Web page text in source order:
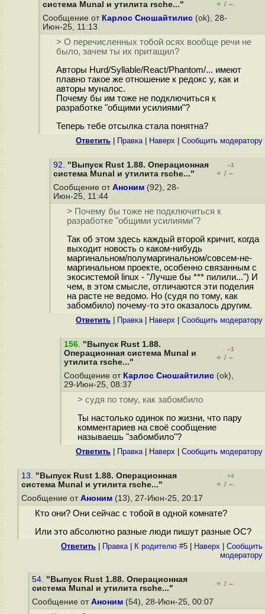
система Munal и утилита rsche..." + / –
Сообщение от Карлос Сношайтилис (ok), 28-
Июн-25, 11:13
> О перечисленных тобой осях вообще речи не
было, зачем ты их притащил?
Авторы Hurd/Syllable/React/Phantom/... имеют
плавно такое же отношение к редокс у, как и
авторы муналос.
Почему бы им тоже не подключиться к
разработке "общими усилиями"?
Теперь тебе отсылка стала понятна?
Ответить Правка| Наверх Cообщить модератору
92. "Выпуск Rust 1.88. Операционная
система Munal и утилита rsche..."
–1
+ / –
Сообщение от Аноним (92), 28-
Июн-25, 11:44
> Почему бы тоже не подключиться к
разработке "общими усилиями"?
Так об этом здесь каждый второй кричит, когда
выходит новость о каком-нибудь
маргинальном/полумаргинальном/совсем-не-
маргинальном проекте, особенно связанным с
экосистемой linux - "Лучше бы *** пилили...") И
чем, в этом смысле, отличаются эти поделия
на расте не ведомо. Но (судя по тому, как
забомбило) почему-то это оказалось другим.
Ответить Правка| Наверх Cообщить модератору
156. "Выпуск Rust 1.88.
Операционная система Munal и
утилита rsche..."
–1
+ / –
Сообщение от Карлос Сношайтилис (ok),
29-Июн-25, 08:37
> судя по тому, как забомбило
Ты настолько одинок по жизни, что пару
комментариев на своё сообщение
называешь "забомбило"?
Ответить Правка| Наверх Cообщить модератору
13. "Выпуск Rust 1.88. Операционная
система Munal и утилита rsche..."
+4
+ / –
Сообщение от Аноним (13), 27-Июн-25, 20:17
Кто они? Они сейчас с тобой в одной комнате?
Или это абсолютно разные люди пишут разные ОС?
Ответить Правка| К родителю #5 Наверх
Cообщить
модератору
54. "Выпуск Rust 1.88. Операционная
система Munal и утилита rsche..."
+ / –
Сообщение от Аноним (54), 28-Июн-25, 00:07